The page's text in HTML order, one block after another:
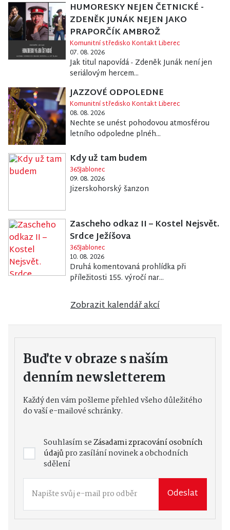
HUMORESKY NEJEN ČETNICKÉ -
ZDENĚK JUNÁK NEJEN JAKO
PRAPORČÍK AMBROŽ
Komunitní středisko Kontakt Liberec
07. 08. 2026
Jak titul napovídá - Zdeněk Junák není jen
seriálovým hercem...
JAZZOVÉ ODPOLEDNE
Komunitní středisko Kontakt Liberec
08. 08. 2026
Nechte se unést pohodovou atmosférou
letního odpoledne plnéh...
Kdy už tam budem
365Jablonec
09. 08. 2026
Jizerskohorský šanzon
Zascheho odkaz II – Kostel Nejsvět.
Srdce Ježíšova
365Jablonec
10. 08. 2026
Druhá komentovaná prohlídka při
příležitosti 155. výročí nar...
Zobrazit kalendář akcí
Buďte v obraze s naším
denním newsletterem
Každý den vám pošleme přehled všeho důležitého
do vaší e-mailové schránky.
Souhlasím seZásadami zpracování osobních
údajůpro zasílání novinek a obchodních
sdělení
Odeslat